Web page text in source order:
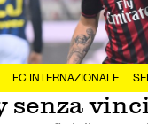
FC INTERNAZIONALE
senza